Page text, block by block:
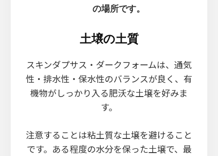
の場所です。
土壌の土質
スキンダプサス・ダークフォームは、通気
性・排水性・保水性のバランスが良く、有
機物がしっかり入る肥沃な土壌を好みま
す。
注意することは粘土質な土壌を避けること
です。ある程度の水分を保った土壌で、最